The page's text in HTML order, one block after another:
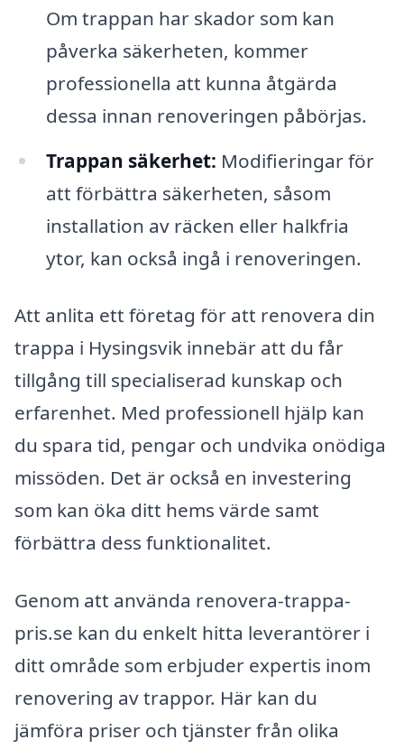
Om trappan har skador som kan
påverka säkerheten, kommer
professionella att kunna åtgärda
dessa innan renoveringen påbörjas.
Trappan säkerhet: Modifieringar för
att förbättra säkerheten, såsom
installation av räcken eller halkfria
ytor, kan också ingå i renoveringen.
Att anlita ett företag för att renovera din
trappa i Hysingsvik innebär att du får
tillgång till specialiserad kunskap och
erfarenhet. Med professionell hjälp kan
du spara tid, pengar och undvika onödiga
missöden. Det är också en investering
som kan öka ditt hems värde samt
förbättra dess funktionalitet.
Genom att använda renovera-trappa-
pris.se kan du enkelt hitta leverantörer i
ditt område som erbjuder expertis inom
renovering av trappor. Här kan du
jämföra priser och tjänster från olika